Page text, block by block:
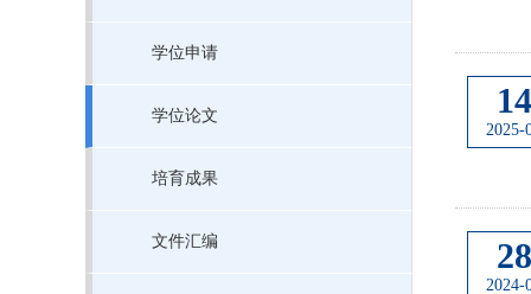
学位申请
学位论文
培育成果
文件汇编
14
2025-
28
2024-